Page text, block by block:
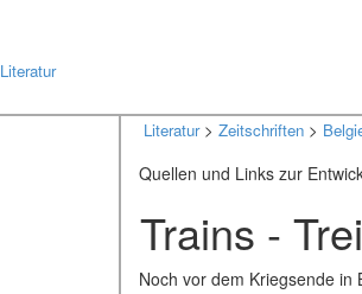
Literatur
Literatur> Zeitschriften >
Quellen und Links zur
Trains -
Noch vor dem Kriegsende